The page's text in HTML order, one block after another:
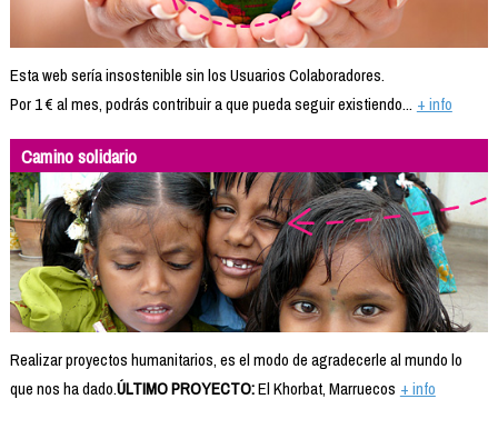
Esta web sería insostenible sin los Usuarios Colaboradores.
Por 1 € al mes, podrás contribuir a que pueda seguir existiendo... + info
Camino solidario
Realizar proyectos humanitarios, es el modo de agradecerle al mundo lo
que nos ha dado.ÚLTIMO PROYECTO:El Khorbat, Marruecos + info